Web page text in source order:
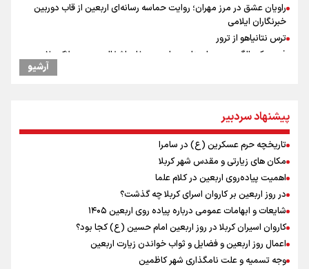
راویان عشق در مرز مهران؛ روایت حماسه‌ رسانه‌ای اربعین از قاب دوربین
خبرنگاران ایلامی
ترس نتانیاهو از ترور
فرود یک بالگرد در بیمارستان رمبام در حیفای اشغالی در پی هلاکت ۲
بازگشت روان دو میلیون و هشتصد هزار زائر اربعین از مرزهای شش‌گانه
زائران اربعین حسینی در مرز تمرچین
ایران آقای بلامنازع تنگه هرمز
وزیر خارجه مصر: رژیم اسراییل بدون تامین حقوق مشروع مردم فلسطین
امنیت نخواهد داشت
تصاویری از آتش زدن درختان زیتون فلسطینیان به دست صهیونیستها
بدهی ۱۷ میلیارد دلاری شرکت ملی نفت از محل پروژه آزادگان پرداخت
نخواهد شد/ پیشرفت آزادگان کمتر از انتظار بوده است
آرشیو
پیشنهاد سردبیر
تاریخچه حرم عسکرین (ع) در سامرا
مکان های زیارتی و مقدس شهر کربلا
اهمیت پیاده‌روی اربعین در کلام علما
در روز اربعین بر کاروان اسرای کربلا چه گذشت؟
شایعات و ابهامات عمومی درباره پیاده روی اربعین ۱۴۰۵
کاروان اسیران کربلا در روز اربعین امام حسین (ع) کجا بود؟
اعمال روز اربعین و فضایل و ثواب خواندن زیارت اربعین
وجه تسمیه و علت نامگذاری شهر کاظمین